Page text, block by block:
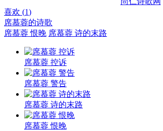
喜欢 (1)
席慕蓉的诗歌
席慕蓉 恨晚 席慕蓉 诗的末路
席慕蓉 控诉
席慕蓉 警告
席慕蓉 诗的末路
席慕蓉 恨晚